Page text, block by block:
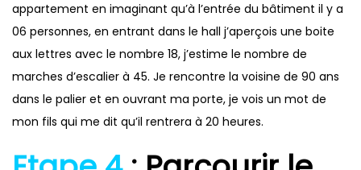
appartement en imaginant qu’à l’entrée du bâtiment il y a
06 personnes, en entrant dans le hall j’aperçois une boite
aux lettres avec le nombre 18, j’estime le nombre de
marches d’escalier à 45. Je rencontre la voisine de 90 ans
dans le palier et en ouvrant ma porte, je vois un mot de
mon fils qui me dit qu’il rentrera à 20 heures.